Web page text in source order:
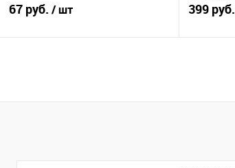
67 руб. / шт 399 руб.